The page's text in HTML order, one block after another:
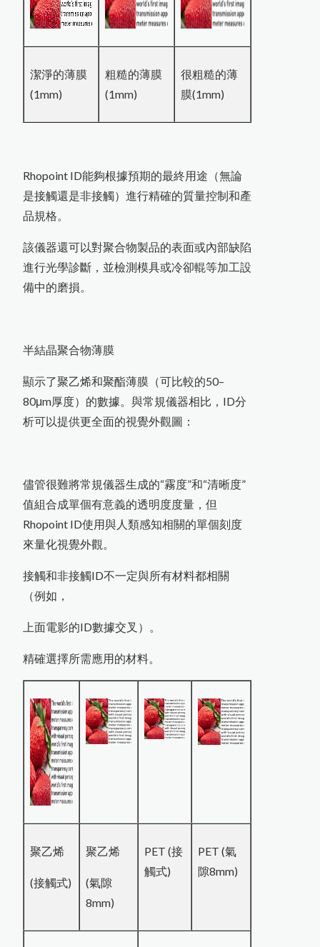
潔淨的薄膜
(1mm)
粗糙的薄膜
(1mm)
很粗糙的薄
膜(1mm)
Rhopoint ID能夠根據預期的最終用途（無論
是接觸還是非接觸）進行精確的質量控制和產
品規格。
該儀器還可以對聚合物製品的表面或內部缺陷
進行光學診斷，並檢測模具或冷卻輥等加工設
備中的磨損。
半結晶聚合物薄膜
顯示了聚乙烯和聚酯薄膜（可比較的50–
80μm厚度）的數據。與常規儀器相比，ID分
析可以提供更全面的視覺外觀圖：
儘管很難將常規儀器生成的“霧度”和“清晰度”
值組合成單個有意義的透明度度量，但
Rhopoint ID使用與人類感知相關的單個刻度
來量化視覺外觀。
接觸和非接觸ID不一定與所有材料都相關
（例如，
上面電影的ID數據交叉）。
精確選擇所需應用的材料。
聚乙烯
(接觸式)
聚乙烯
(氣隙
8mm)
PET (接
觸式)
PET (氣
隙8mm)